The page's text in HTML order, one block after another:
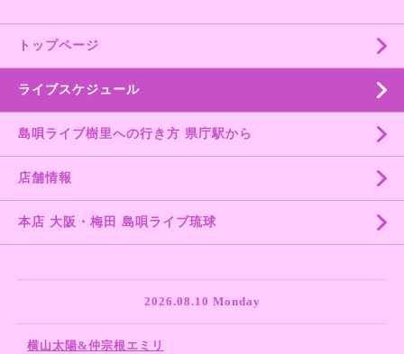
トップページ
ライブスケジュール
島唄ライブ樹里への行き方 県庁駅から
店舗情報
本店 大阪・梅田 島唄ライブ琉球
2026.08.10 Monday
横山太陽&仲宗根エミリ